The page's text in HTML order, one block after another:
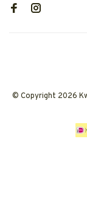
© Copyright 2026